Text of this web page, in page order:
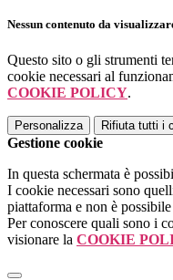
Nessun contenuto da
Questo sito o gli strumenti
cookie necessari al
COOKIE POLICY.
Personalizza Rifiuta tutti i
Gestione cookie
In questa schermata è
I cookie necessari sono
piattaforma e non è
Per conoscere quali sono i
visionare la COOKIE